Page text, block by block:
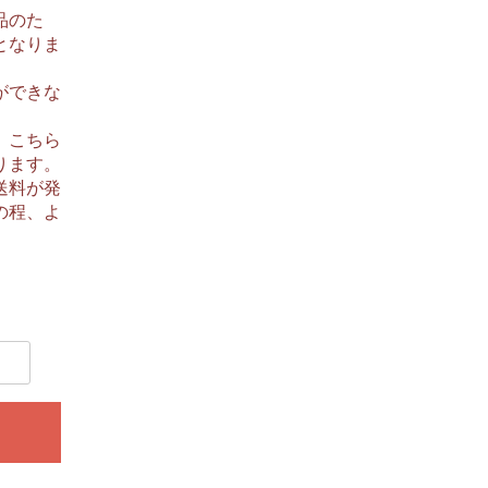
のた
なりま
できな
こちら
す。
料が発
程、よ